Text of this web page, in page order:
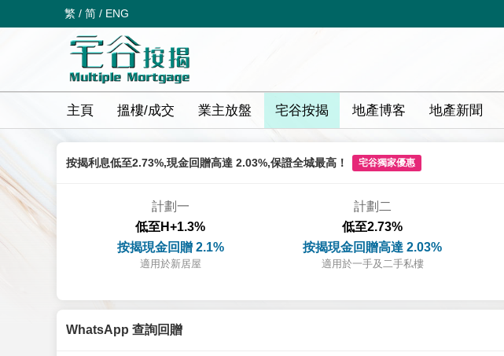
繁 / 简 / ENG
主頁 搵樓/成交 業主放盤 宅谷按揭 地產博客 地產新聞
按揭利息低至2.73%,現金回贈高達 2.03%,保證全城最高！ 宅谷獨家優惠
計劃一
低至H+1.3%
按揭現金回贈 2.1%
適用於新居屋
計劃二
低至2.73%
按揭現金回贈高達 2.03%
適用於一手及二手私樓
WhatsApp 查詢回贈